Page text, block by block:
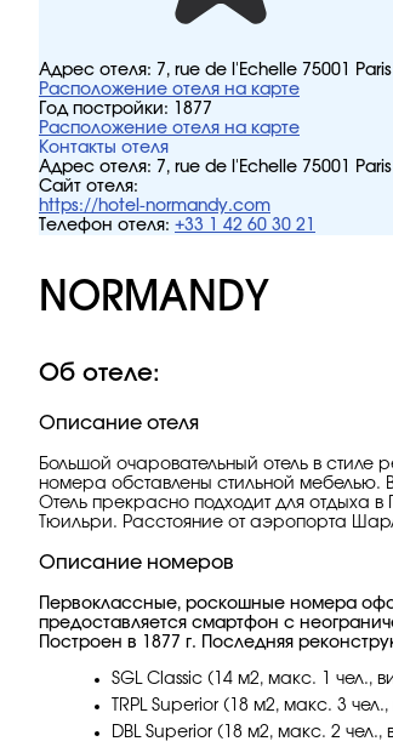
Адрес отеля: 7, rue de l'Echelle 75001 Paris
Расположение отеля на карте
Год постройки:
1877
Расположение отеля на карте
Контакты отеля
Адрес отеля: 7, rue de l'Echelle 75001 Paris
Сайт отеля:
https://hotel-normandy.com
Телефон отеля: +33 1 42 60 30 21
NORMANDY
Об отеле:
Описание отеля
Большой очаровательный отель в
номера обставлены стильной мебелью.
Отель прекрасно подходит для отдыха
Тюильри. Расстояние от аэропорта
Описание номеров
Первоклассные, роскошные номера
предоставляется смартфон с
Построен в 1877 г. Последняя
SGL Classic (14 м2, макс. 1 чел.,
TRPL Superior (18 м2, макс. 3
DBL Superior (18 м2, макс. 2